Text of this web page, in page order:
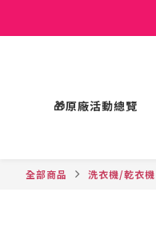
🎁原廠活動總覽
全部商品 洗衣機/乾衣機